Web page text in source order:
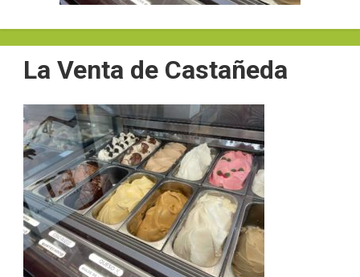
La Venta de Castañeda